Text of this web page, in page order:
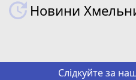
Новини
Слідкуйте за